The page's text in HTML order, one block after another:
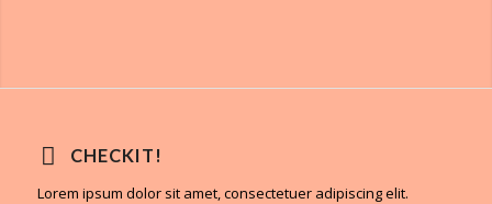
CHECKIT!
Lorem ipsum dolor sit amet, consectetuer adipiscing elit.